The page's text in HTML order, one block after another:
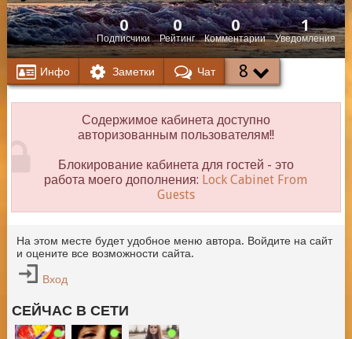
Подписчики
0
Рейтинг
0
Комментарии
0
Уведомления
1
Инфо Заметки Чат 8
Содержимое кабинета доступно
авторизованным пользователям!!
Блокирование кабинета для гостей - это
работа моего дополнения: Lock Cabinet From
Guests
На этом месте будет удобное меню автора. Войдите на сайт
и оцените все возможности сайта.
Вход
СЕЙЧАС В СЕТИ